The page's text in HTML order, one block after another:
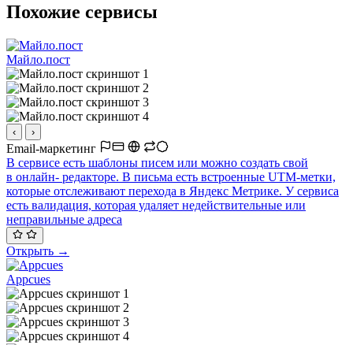
Похожие сервисы
Майло.пост
‹ ›
Email-маркетинг
В сервисе есть шаблоны писем или можно создать свой
в онлайн- редакторе. В письма есть встроенные UTM-метки,
которые отслеживают перехода в Яндекс Метрике. У сервиса
есть валидация, которая удаляет недействительные или
неправильные адреса
Открыть →
Appcues